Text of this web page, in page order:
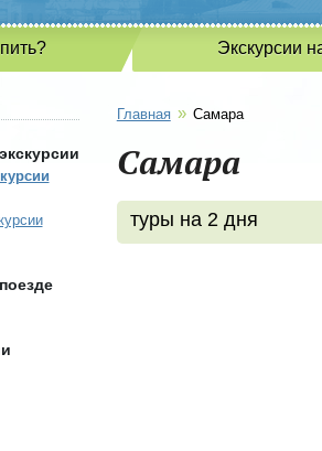
Экскурсии
Главная » Самара
Самара
туры на 2 дня